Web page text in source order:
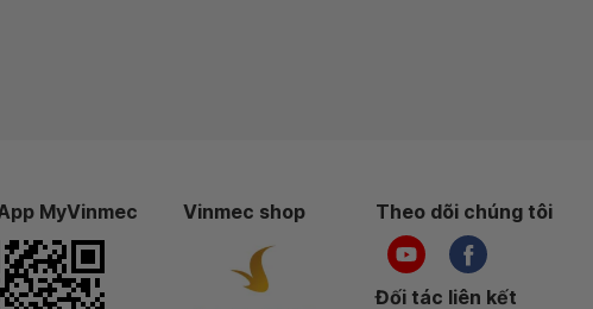
MyVinmec Vinmec shop Theo dõi chúng tôi
Đối tác liên kết